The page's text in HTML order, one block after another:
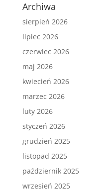
Archiwa
sierpień 2026
lipiec 2026
czerwiec 2026
maj 2026
kwiecień 2026
marzec 2026
luty 2026
styczeń 2026
grudzień 2025
listopad 2025
październik 2025
wrzesień 2025